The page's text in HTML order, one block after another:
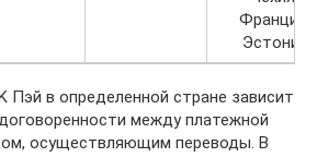
Франция,
Эстония
Пэй в определенной стране зависит
между платежной
осуществляющим переводы. В